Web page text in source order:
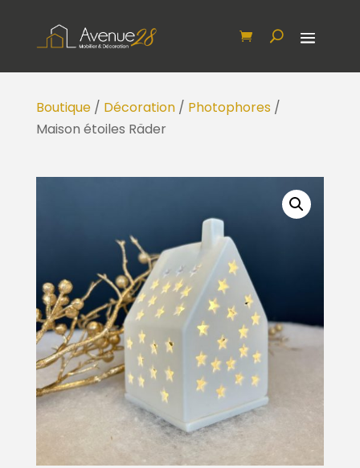
Boutique/ Décoration/ Photophores/
Maison étoiles Räder